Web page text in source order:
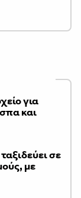
για
και
σε
με